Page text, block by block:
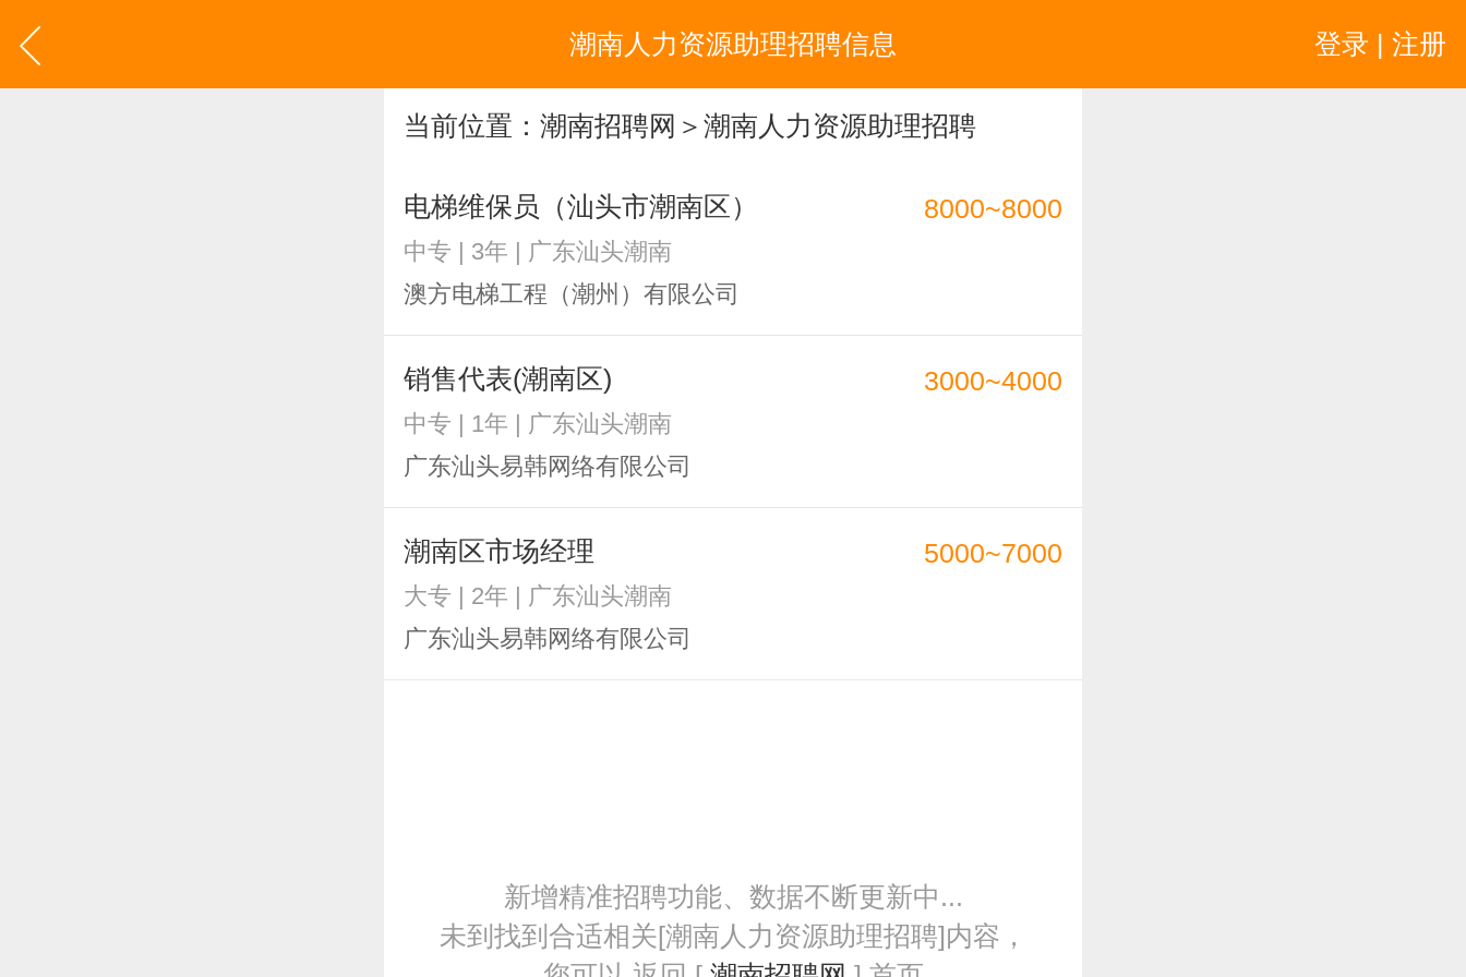
登录 | 注册
潮南人力资源助理招聘信息
当前位置： 潮南招聘网 ＞潮南人力资源助理招聘
电梯维保员（汕头市潮南区）
中专 | 3年 | 广东汕头潮南
澳方电梯工程（潮州）有限公司
8000~8000
销售代表(潮南区)
中专 | 1年 | 广东汕头潮南
广东汕头易韩网络有限公司
3000~4000
潮南区市场经理
大专 | 2年 | 广东汕头潮南
广东汕头易韩网络有限公司
5000~7000
新增精准招聘功能、数据不断更新中...
未到找到合适相关[潮南人力资源助理招聘]内容，